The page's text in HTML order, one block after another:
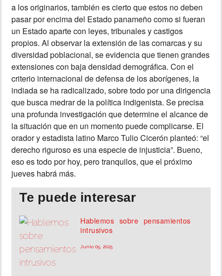
a los originarios, también es cierto que estos no deben
pasar por encima del Estado panameño como si fueran
un Estado aparte con leyes, tribunales y castigos
propios. Al observar la extensión de las comarcas y su
diversidad poblacional, se evidencia que tienen grandes
extensiones con baja densidad demográfica. Con el
criterio internacional de defensa de los aborígenes, la
indiada se ha radicalizado, sobre todo por una dirigencia
que busca medrar de la política indigenista. Se precisa
una profunda investigación que determine el alcance de
la situación que en un momento puede complicarse. El
orador y estadista latino Marco Tulio Cicerón planteó: “el
derecho riguroso es una especie de injusticia”. Bueno,
eso es todo por hoy, pero tranquilos, que el próximo
jueves habrá más.
Te puede interesar
Hablemos sobre pensamientos
intrusivos
Junio 05, 2025